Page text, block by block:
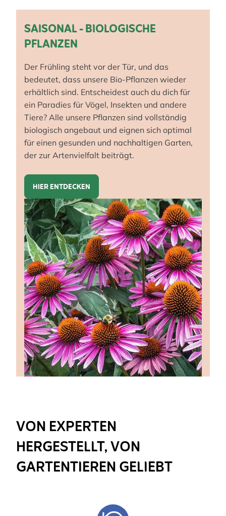
SAISONAL - BIOLOGISCHE
PFLANZEN
Der Frühling steht vor der Tür, und das
bedeutet, dass unsere Bio-Pflanzen wieder
erhältlich sind. Entscheidest auch du dich für
ein Paradies für Vögel, Insekten und andere
Tiere? Alle unsere Pflanzen sind vollständig
biologisch angebaut und eignen sich optimal
für einen gesunden und nachhaltigen Garten,
der zur Artenvielfalt beiträgt.
HIER ENTDECKEN
VON EXPERTEN
HERGESTELLT, VON
GARTENTIEREN GELIEBT